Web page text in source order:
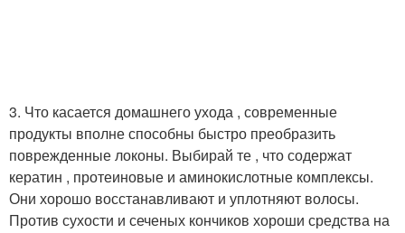
3. Что касается домашнего ухода , современные
продукты вполне способны быстро преобразить
поврежденные локоны. Выбирай те , что содержат
кератин , протеиновые и аминокислотные комплексы.
Они хорошо восстанавливают и уплотняют волосы.
Против сухости и сеченых кончиков хороши средства на